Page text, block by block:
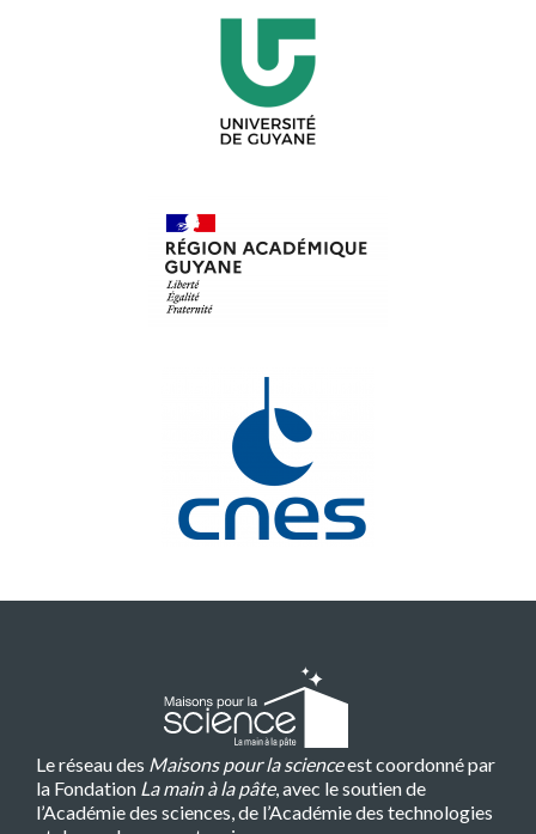
Le réseau des Maisons pour la scienceest coordonné par
la Fondation La main à la pâte, avec le soutien de
l’Académie des sciences, de l’Académie des technologies